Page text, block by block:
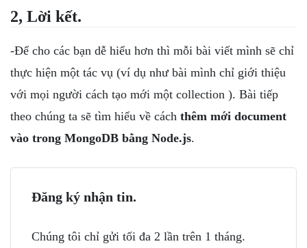
2, Lời kết.
-Để cho các bạn dễ hiểu hơn thì mỗi bài viết mình sẽ chỉ
thực hiện một tác vụ (ví dụ như bài mình chỉ giới thiệu
với mọi người cách tạo mới một collection ). Bài tiếp
theo chúng ta sẽ tìm hiểu về cách thêm mới document
vào trong MongoDB bằng Node.js.
Đăng ký nhận tin.
Chúng tôi chỉ gửi tối đa 2 lần trên 1 tháng.